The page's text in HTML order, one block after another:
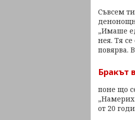
Съвсем
„Имаше
нея. Тя
повярва.
Бракът
поне що
„Намерих
от 20